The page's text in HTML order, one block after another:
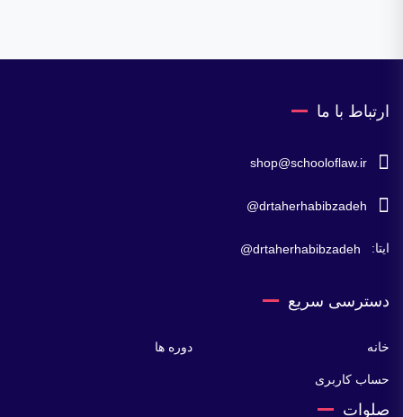
ارتباط با ما
shop@schooloflaw.ir
drtaherhabibzadeh@
ایتا: drtaherhabibzadeh@
دسترسی سریع
خانه دوره ها
حساب کاربری
صلوات